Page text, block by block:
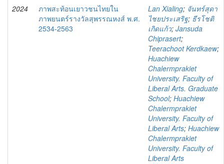
2024
ภาพสะท้อนเยาวชนไทยใน
ภาพยนตร์รางวัลสุพรรณหงส์ พ.ศ.
2534-2563
Lan Xialing; จันทร์สุดา
ไชยประเสริฐ; ธีรโชติ
เกิดแก้ว; Jansuda
Chiprasert;
Teerachoot Kerdkaew;
Huachiew
Chalermprakiet
University. Faculty of
Liberal Arts. Graduate
School; Huachiew
Chalermprakiet
University. Faculty of
Liberal Arts; Huachiew
Chalermprakiet
University. Faculty of
Liberal Arts